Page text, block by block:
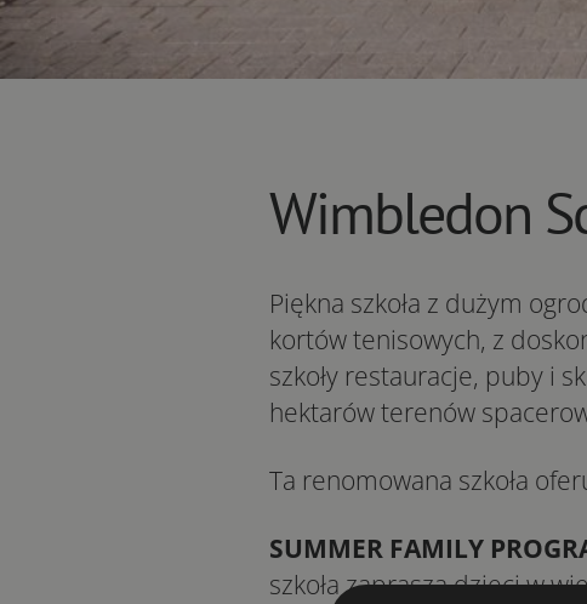
Wimbledon
Piękna szkoła z dużym
kortów tenisowych, z
szkoły restauracje, puby i
hektarów terenów
Ta renomowana szkoła
SUMMER FAMILY
szkoła zaprasza dzieci w